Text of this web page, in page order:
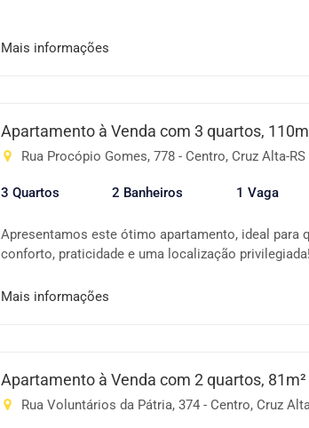
Mais informações
Apartamento à Venda com 3 quartos,
Rua Procópio Gomes, 778 - Centro, Cruz Alta-RS
3 Quartos 2 Banheiros 1 Vaga
Apresentamos este ótimo apartamento, ideal para
conforto, praticidade e uma localização
iluminada Sacada com churrasqueira, perfeita para
Gabriel Miranda, com fácil acesso a comércios,
você precisa no dia a dia. 💼 Disponível para venda
excelente oportunidade tanto para morar quanto
Mais informações
Apartamento à Venda com 2 quartos, 81m²
Rua Voluntários da Pátria, 374 - Centro, Cruz